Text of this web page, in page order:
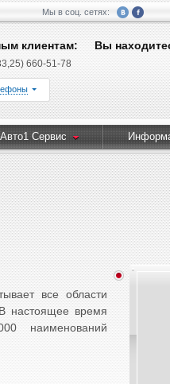
Мы в соц. сетях:
клиентам:
660-51-78
Вы
Авто1 Сервис
все области
настоящее время
наименований